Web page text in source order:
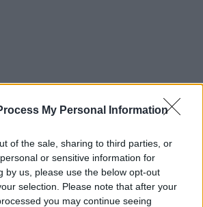
My Personal Information
of the sale, sharing to third parties, or
or sensitive information for
by us, please use the below opt-out
selection. Please note that after your
you may continue seeing